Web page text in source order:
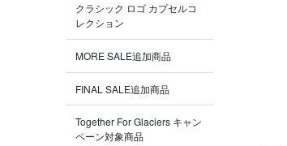
クラシック ロゴ カプセルコ
レクション
MORE SALE追加商品
FINAL SALE追加商品
Together For Glaciers キャン
ペーン対象商品